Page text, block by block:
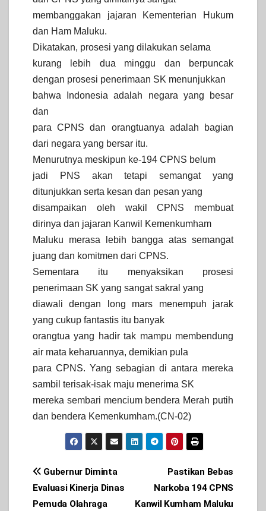
membanggakan jajaran Kementerian Hukum
dan Ham Maluku.
Dikatakan, prosesi yang dilakukan selama
kurang lebih dua minggu dan berpuncak
dengan prosesi penerimaan SK menunjukkan
bahwa Indonesia adalah negara yang besar
dan
para CPNS dan orangtuanya adalah bagian
dari negara yang bersar itu.
Menurutnya meskipun ke-194 CPNS belum
jadi PNS akan tetapi semangat yang
ditunjukkan serta kesan dan pesan yang
disampaikan oleh wakil CPNS membuat
dirinya dan jajaran Kanwil Kemenkumham
Maluku merasa lebih bangga atas semangat
juang dan komitmen dari CPNS.
Sementara itu menyaksikan prosesi
penerimaan SK yang sangat sakral yang
diawali dengan long mars menempuh jarak
yang cukup fantastis itu banyak
orangtua yang hadir tak mampu membendung
air mata keharuannya, demikian pula
para CPNS. Yang sebagian di antara mereka
sambil terisak-isak maju menerima SK
mereka sembari mencium bendera Merah putih
dan bendera Kemenkumham.(CN-02)
Post
navigation
Pastikan Bebas
Narkoba 194 CPNS
Kanwil Kumham Maluku
Gubernur Diminta
Evaluasi Kinerja Dinas
Pemuda Olahraga